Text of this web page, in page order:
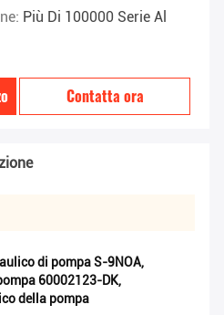
Più Di 100000 Serie Al
Contatta ora
di pompa S-9NOA,
60002123-DK,
della pompa